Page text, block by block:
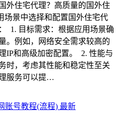
外住宅代理？高质量的国外住
场景中选择和配置国外住宅代
1. 目标需求：根据应用场景确
。例如，网络安全需求较高的
IP和高级加密配置。 2. 性能与
时，考虑其性能和稳定性至关
服务可以提…
最新